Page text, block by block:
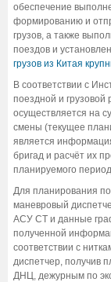
обеспечение
формированию и
грузов, а также
поездов и
грузов из Китая
В соответствии с
поездной и
осуществляется на
смены (текущее
является
бригад и расчёт их
планируемого
Для планирования
маневровый
АСУ СТ и данные
полученной
соответствии с
диспетчер, получив
ДНЦ, дежурным по